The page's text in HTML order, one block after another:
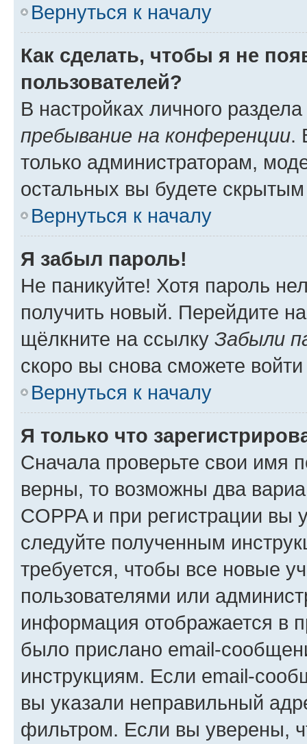
Вернуться к началу
Как сделать, чтобы я не
пользователей?
В настройках личного
пребывание на конференции.
только администраторам,
остальных вы будете
Вернуться к началу
Я забыл пароль!
Не паникуйте! Хотя пароль
получить новый. Перейдите
щёлкните на ссылку Забыли
скоро вы снова сможете
Вернуться к началу
Я только что
Сначала проверьте свои имя
верны, то возможны два
COPPA и при регистрации вы
следуйте полученным
требуется, чтобы все новые
пользователями или
информация отображается в
было прислано email-
инструкциям. Если email-
вы указали неправильный
фильтром. Если вы уверены,